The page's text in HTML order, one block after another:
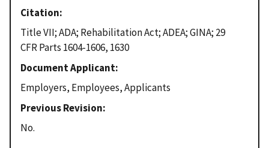
Citation
Title VII; ADA; Rehabilitation Act; ADEA; GINA; 29
CFR Parts 1604-1606, 1630
Document Applicant
Employers, Employees, Applicants
Previous Revision
No.